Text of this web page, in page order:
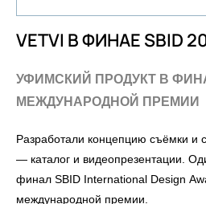
VETVI В ФИНАЕ SBID
УФИМСКИЙ ПРОДУКТ В
МЕЖДУНАРОДНОЙ ПРЕМИИ
Разработали концепцию съёмки и
— каталог и видеопрезентации.
финал SBID International Design
международной премии.